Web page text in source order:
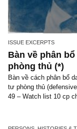
Klarman, huyền